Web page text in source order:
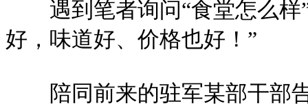
遇到笔者询问“食堂怎么样”
好，味道好、价格也好！”
陪同前来的驻军某部干部告